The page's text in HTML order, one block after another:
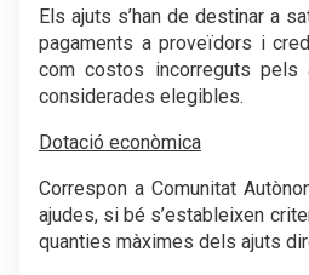
Els ajuts s’han de destinar a
pagaments a proveïdors i
com costos incorreguts pels
considerades elegibles.
Dotació econòmica
Correspon a Comunitat
ajudes, si bé s’estableixen
quanties màximes dels ajuts